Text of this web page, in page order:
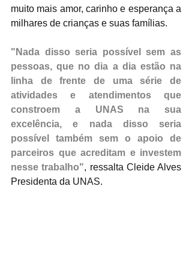
muito mais amor, carinho e esperança a
milhares de crianças e suas famílias.
"Nada disso seria possível sem as
pessoas, que no dia a dia estão na
linha de frente de uma série de
atividades e atendimentos que
constroem a UNAS na sua
excelência, e nada disso seria
possível também sem o apoio de
parceiros que acreditam e investem
nesse trabalho", ressalta Cleide Alves
Presidenta da UNAS.